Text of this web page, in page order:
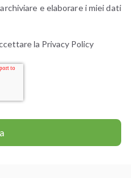
e elaborare i miei dati
la Privacy Policy